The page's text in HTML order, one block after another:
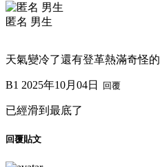
匿名 男生
天氣變冷了還有登革熱滿奇怪的
B1 2025年10月04日 回覆
已經滑到最底了
回覆貼文